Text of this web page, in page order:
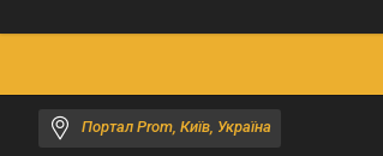
Портал Prom, Київ, Україна